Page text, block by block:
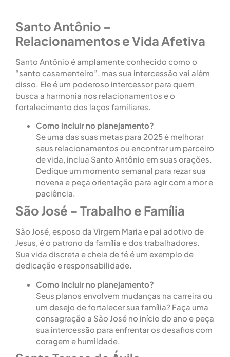
Santo Antônio –
Relacionamentos e Vida Afetiva
Santo Antônio é amplamente conhecido como o
“santo casamenteiro”, mas sua intercessão vai além
disso. Ele é um poderoso intercessor para quem
busca a harmonia nos relacionamentos e o
fortalecimento dos laços familiares.
Como incluir no planejamento?
Se uma das suas metas para 2025 é melhorar
seus relacionamentos ou encontrar um parceiro
de vida, inclua Santo Antônio em suas orações.
Dedique um momento semanal para rezar sua
novena e peça orientação para agir com amor e
paciência.
São José – Trabalho e Família
São José, esposo da Virgem Maria e pai adotivo de
Jesus, é o patrono da família e dos trabalhadores.
Sua vida discreta e cheia de fé é um exemplo de
dedicação e responsabilidade.
Como incluir no planejamento?
Seus planos envolvem mudanças na carreira ou
um desejo de fortalecer sua família? Faça uma
consagração a São José no início do ano e peça
sua intercessão para enfrentar os desafios com
coragem e humildade.